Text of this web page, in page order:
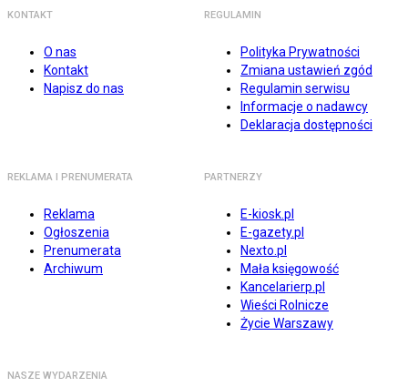
KONTAKT
O nas
Kontakt
Napisz do nas
REGULAMIN
Polityka Prywatności
Zmiana ustawień zgód
Regulamin serwisu
Informacje o nadawcy
Deklaracja dostępności
REKLAMA I PRENUMERATA
Reklama
Ogłoszenia
Prenumerata
Archiwum
PARTNERZY
E-kiosk.pl
E-gazety.pl
Nexto.pl
Mała księgowość
Kancelarierp.pl
Wieści Rolnicze
Życie Warszawy
NASZE WYDARZENIA